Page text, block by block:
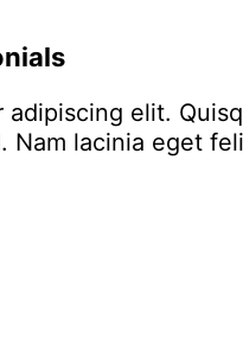
elit.
Nam lacinia eget